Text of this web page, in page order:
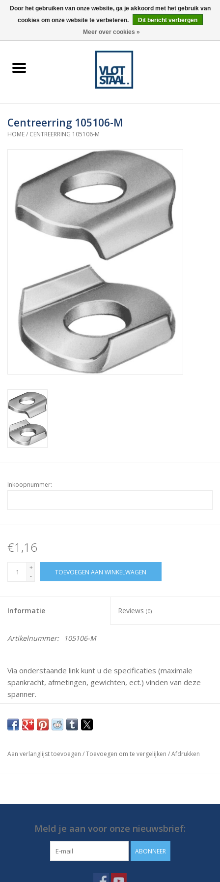
0 Artikelen - €0,00
spanners
Winkelwagen
Centreerring 105106-M
HOME/ CENTREERRING 105106-M
Inkoopnummer:
€1,16
+
-
TOEVOEGEN AAN WINKELWAGEN
Informatie Reviews (0)
Artikelnummer: 105106-M
Via onderstaande link kunt u de specificaties (maximale
spankracht, afmetingen, gewichten, ect.) vinden van deze
spanner.
Mochten er vragen zijn neem dan gerust contact met ons
op.
https://media.destaco.com/assetbank-
Aan verlanglijst toevoegen /Toevoegen om te vergelijken /Afdrukken
Meld je aan voor onze nieuwsbrief:
ABONNEER
Door het gebruiken van onze website, ga je akkoord met het gebruik van
cookies om onze website te verbeteren.
Dit bericht verbergen
Meer over cookies »